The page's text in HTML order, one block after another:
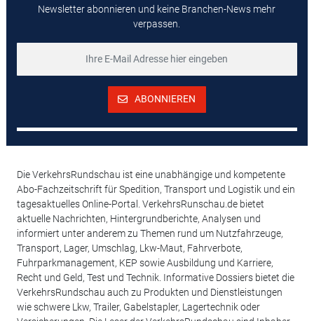
Newsletter abonnieren und keine Branchen-News mehr
verpassen.
ABONNIEREN
Die VerkehrsRundschau ist eine unabhängige und kompetente
Abo-Fachzeitschrift für Spedition, Transport und Logistik und ein
tagesaktuelles Online-Portal. VerkehrsRunschau.de bietet
aktuelle Nachrichten, Hintergrundberichte, Analysen und
informiert unter anderem zu Themen rund um Nutzfahrzeuge,
Transport, Lager, Umschlag, Lkw-Maut, Fahrverbote,
Fuhrparkmanagement, KEP sowie Ausbildung und Karriere,
Recht und Geld, Test und Technik. Informative Dossiers bietet die
VerkehrsRundschau auch zu Produkten und Dienstleistungen
wie schwere Lkw, Trailer, Gabelstapler, Lagertechnik oder